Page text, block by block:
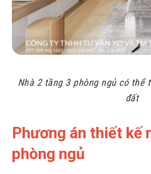
Nhà 2 tầng 3 phòng ngủ có
đất
Phương án thiết kế
phòng ngủ